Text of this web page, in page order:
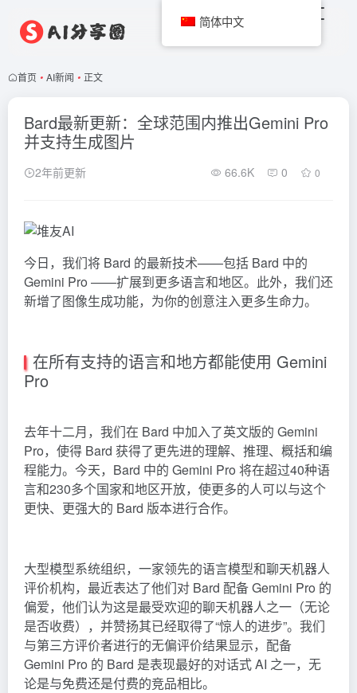
首页 • AI新闻 • 正文
Bard最新更新：全球范围内推出Gemini Pro
并支持生成图片
2年前更新 66.6K 0 0
今日，我们将 Bard 的最新技术——包括 Bard 中的
Gemini Pro ——扩展到更多语言和地区。此外，我们还
新增了图像生成功能，为你的创意注入更多生命力。
在所有支持的语言和地方都能使用 Gemini
Pro
去年十二月，我们在 Bard 中加入了英文版的 Gemini
Pro，使得 Bard 获得了更先进的理解、推理、概括和编
程能力。今天，Bard 中的 Gemini Pro 将在超过40种语
言和230多个国家和地区开放，使更多的人可以与这个
更快、更强大的 Bard 版本进行合作。
大型模型系统组织，一家领先的语言模型和聊天机器人
评价机构，最近表达了他们对 Bard 配备 Gemini Pro 的
偏爱，他们认为这是最受欢迎的聊天机器人之一（无论
是否收费），并赞扬其已经取得了“惊人的进步”。我们
与第三方评价者进行的无偏评价结果显示，配备
Gemini Pro 的 Bard 是表现最好的对话式 AI 之一，无
论是与免费还是付费的竞品相比。
简体中文